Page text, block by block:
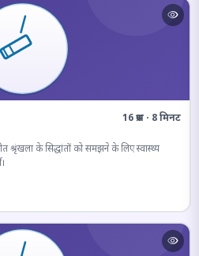
16 प्रश्न · 8 मिनट
श्रृंखला के सिद्धांतों को समझने के लिए स्वास्थ्य